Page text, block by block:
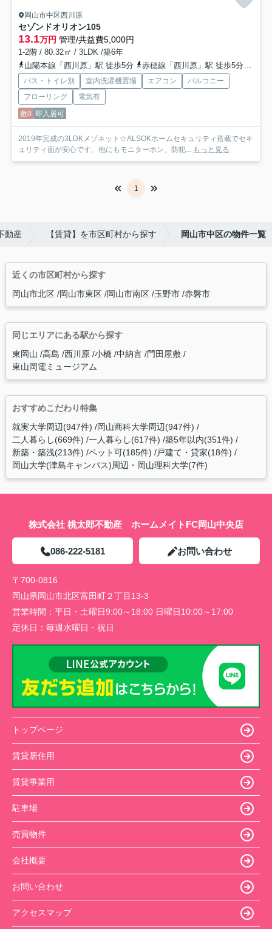
岡山市中区西川原
セゾンドオリオン105
13.1万円 管理/共益費5,000円
1-2階 / 80.32㎡ / 3LDK /築6年
山陽本線「西川原」駅 徒歩5分
赤穂線「西川原」駅 徒歩5分
バス・トイレ別 室内洗濯機置場 エアコン
バルコニー
フローリング
電気有
敷0 即入居可
2019年完成の3LDKメゾネット☆ALSOKホームセキュリティ搭載でセキ
ュリティ面が安心です。他にもモニターホン、防犯... もっと見る
1
動産 【賃貸】を市区町村から探す 岡山市中区の物件一覧
近くの市区町村から探す
岡山市北区 岡山市東区 岡山市南区 玉野市 赤磐市
同じエリアにある駅から探す
東岡山 高島 西川原 小橋 中納言 門田屋敷
東山岡電ミュージアム
おすすめこだわり特集
就実大学周辺(947件) 岡山商科大学周辺(947件)
二人暮らし(669件) 一人暮らし(617件) 築5年以内(351件)
新築・築浅(213件) ペット可(185件) 戸建て・貸家(18件)
岡山大学(津島キャンパス)周辺・岡山理科大学(7件)
株式会社 桃太郎不動産 ホームメイトFC岡山中央店
086-222-5181 お問い合わせ
〒700-0816
岡山県岡山市北区富田町２丁目13-3
営業時間： 平日・土曜日9:00～18:00 日曜日10:00～17:00
定休日： 毎週水曜日・祝日
トップページ
賃貸居住用
賃貸事業用
駐車場
売買物件
会社概要
お問い合わせ
アクセスマップ